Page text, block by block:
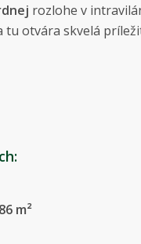
rozlohe v
tu otvára skvelá
m²